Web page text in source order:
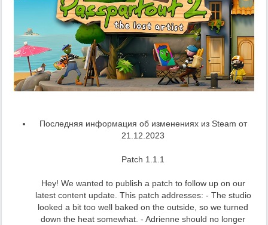
Последняя информация об изменениях из Steam от
21.12.2023
Patch 1.1.1
Hey! We wanted to publish a patch to follow up on our
latest content update. This patch addresses: - The studio
looked a bit too well baked on the outside, so we turned
down the heat somewhat. - Adrienne should no longer